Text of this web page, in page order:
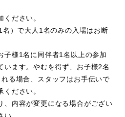
ださい。
）で大人1名のみの入場はお断
様1名に同伴者1名以上の参加
います。やむを得ず、お子様2名
る場合、スタッフはお手伝いで
ださい。
内容が変更になる場合がござい
。